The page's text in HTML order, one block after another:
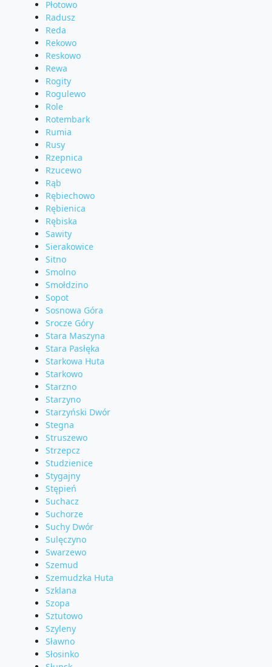
Płotowo
Radusz
Reda
Rekowo
Reskowo
Rewa
Rogity
Rogulewo
Role
Rotembark
Rumia
Rusy
Rzepnica
Rzucewo
Rąb
Rębiechowo
Rębienica
Rębiska
Sawity
Sierakowice
Sitno
Smolno
Smołdzino
Sopot
Sosnowa Góra
Srocze Góry
Stara Maszyna
Stara Pasłęka
Starkowa Huta
Starkowo
Starzno
Starzyno
Starzyński Dwór
Stegna
Struszewo
Strzepcz
Studzienice
Stygajny
Stępień
Suchacz
Suchorze
Suchy Dwór
Sulęczyno
Swarzewo
Szemud
Szemudzka Huta
Szklana
Szopa
Sztutowo
Szyleny
Sławno
Słosinko